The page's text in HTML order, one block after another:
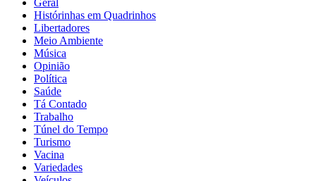
Geral
Histórinhas em Quadrinhos
Libertadores
Meio Ambiente
Música
Opinião
Política
Saúde
Tá Contado
Trabalho
Túnel do Tempo
Turismo
Vacina
Variedades